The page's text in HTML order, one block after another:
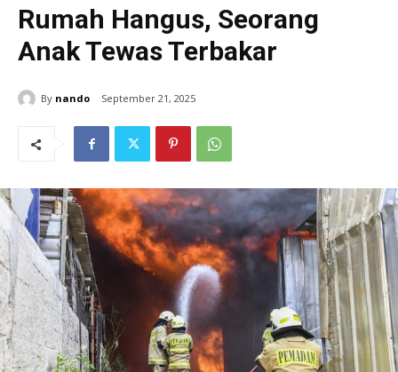
Rumah Hangus, Seorang
Anak Tewas Terbakar
By nando September 21, 2025